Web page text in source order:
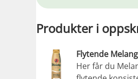
Produkter i
Flytende
Her får du